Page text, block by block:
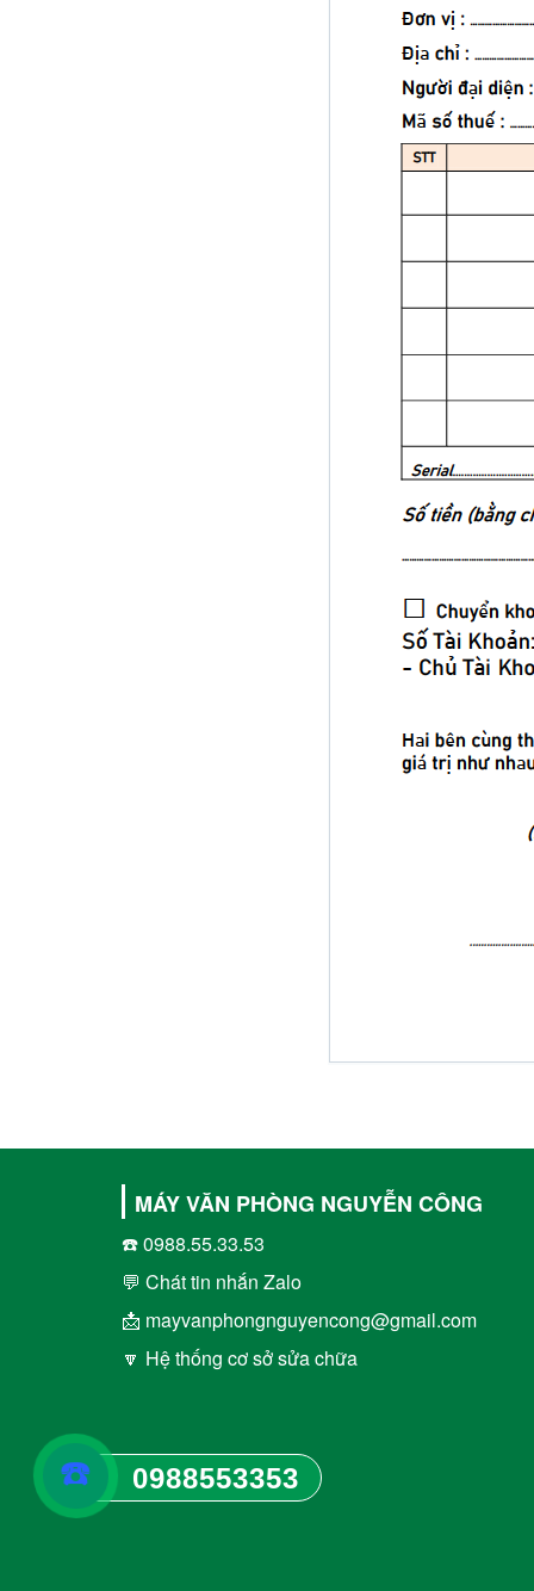
MÁY VĂN PHÒNG NGUYỄN CÔNG
☎️ 0988.55.33.53
💬 Chát tin nhắn Zalo
📩 mayvanphongnguyencong@gmail.com
🔽 Hệ thống cơ sở sửa chữa
☎️ 0988553353